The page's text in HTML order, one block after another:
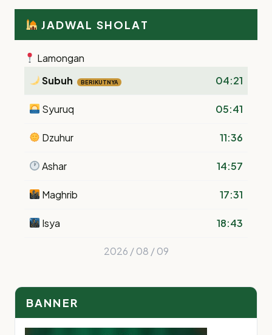
JADWAL SHOLAT
Lamongan
Subuh
BERIKUTNYA 04:21
Syuruq 05:41
Dzuhur 11:36
Ashar 14:57
Maghrib 17:31
Isya 18:43
2026 / 08 / 09
BANNER